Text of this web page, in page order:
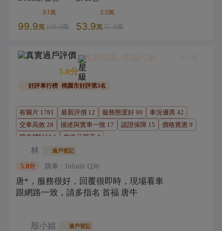
9.1萬
99.9萬109.0萬
2.0萬
53.9萬55.9萬
推薦桃園-首福汽車 1813 條
5.0分
好評車行榜 桃園市好評第3名
有圖片 1781 最新評價 12 服務態度好 90 車況優異 42
交車高效 28 描述與實車一致 17 認證保障 15 價格實惠 9
購車體驗好 8 整車品質高 7
林 過戶登記
5.0分 購車： Infiniti Q30
唐*，服務很好，回覆很即時，現場看車
跟網路一致，請多指名 首福 唐牛
殷小姐 過戶登記